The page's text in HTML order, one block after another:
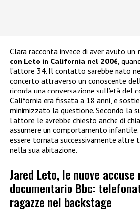
Clara racconta invece di aver avuto un
con Leto in California nel 2006 ,
l’attore 34. Il contatto sarebbe nato
concerto attraverso un conoscente
ricorda una conversazione sull’età del
California era fissata a 18 anni, e
minimizzato la questione. Secondo la
l’attore le avrebbe chiesto anche di
assumere un comportamento
essere tornata successivamente
nella sua abitazione.
Jared Leto, le nuove accuse
documentario Bbc:
ragazze nel backstage